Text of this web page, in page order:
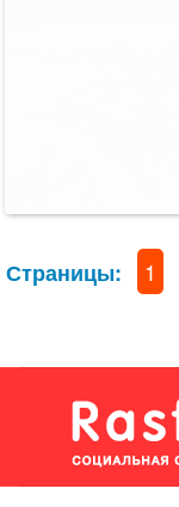
Страницы: 1